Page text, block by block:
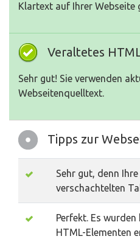
Klartext auf Ihrer Webseite
Veraltetes
Sehr gut! Sie verwenden
Webseitenquelltext.
Tipps zur
Sehr gut, denn
verschachtelten
Perfekt. Es wurden
HTML-Elementen